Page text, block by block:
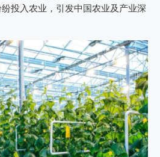
投入农业，引发中国农业及产业深